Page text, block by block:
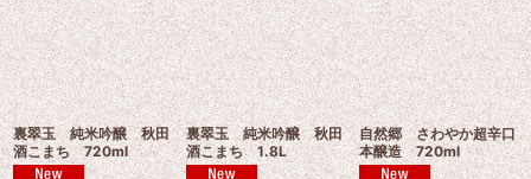
並び順:
絞り込む
裏翠玉 純米吟醸 秋田
酒こまち 720ml
裏翠玉 純米吟醸 秋田
酒こまち 1.8L
自然郷 さわやか超辛口
本醸造 720ml